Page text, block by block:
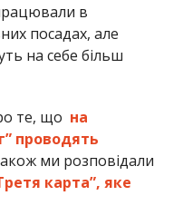
в
посадах, але
на себе більш
те, що на
проводять
ми розповідали
карта”, яке